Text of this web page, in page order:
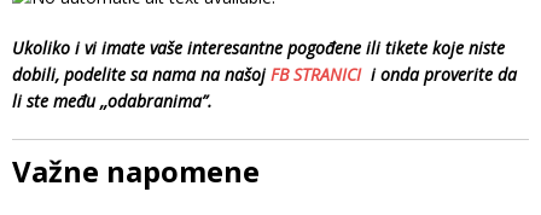
Ukoliko i vi imate vaše interesantne pogođene ili tikete koje niste
dobili, podelite sa nama na našojFB STRANICIi onda proverite da
li ste među ,,odabranima”.
Važne napomene